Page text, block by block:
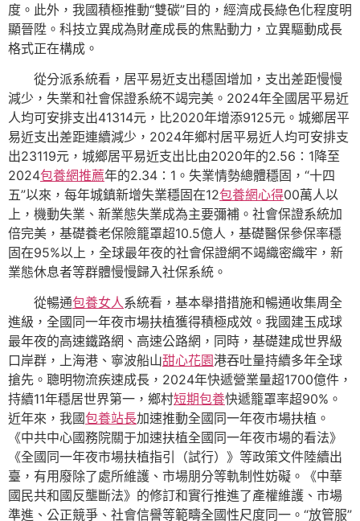
度。此外，我國積極推動“雙碳”目的，經濟成長綠色化程度明
顯晉陞。科技立異成為財產成長的焦點動力，立異驅動成長
格式正在構成。
從分派系統看，居平易近支出穩固增加，支出差距慢慢
減少，失業和社會保證系統不竭完美。2024年全國居平易近
人均可安排支出41314元，比2020年增添9125元。城鄉居平
易近支出差距連續減少，2024年鄉村居平易近人均可安排支
出23119元，城鄉居平易近支出比由2020年的2.56∶1降至
2024包養網推薦年的2.34∶1。失業情勢總體穩固，“十四
五”以來，每年城鎮新增失業穩固在12包養網心得00萬人以
上，機動失業、新業態失業成為主要彌補。社會保證系統加
倍完美，基礎養老保險籠罩超10.5億人，基礎醫保參保率穩
固在95%以上，全球最年夜的社會保證網不竭織密織牢，新
業態休息者等群體慢慢歸入社保系統。
從暢通包養女人系統看，基本舉措措施和暢通收集周全
進級，全國同一年夜市場扶植獲得積極成效。我國建玉成球
最年夜的高速鐵路網、高速公路網，同時，基礎建成世界級
口岸群，上海港、寧波船山甜心花園港吞吐量持續多年全球
搶先。聰明物流疾速成長，2024年快遞營業量超1700億件，
持續11年穩居世界第一，鄉村短期包養快遞籠罩率超90%。
近年來，我國包養站長加速推動全國同一年夜市場扶植。
《中共中心國務院關于加速扶植全國同一年夜市場的看法》
《全國同一年夜市場扶植指引（試行）》等政策文件陸續出
臺，有用廢除了處所維護、市場朋分等軌制性妨礙。《中華
國民共和國反壟斷法》的修訂和實行推進了產權維護、市場
準進、公正競爭、社會信譽等範疇全國性尺度同一。“放管服”